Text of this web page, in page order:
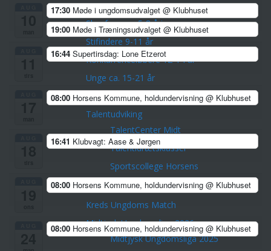
Børn & Unge
Skovfræsere 5-8 årige
Stifindere 9-11 år
Konkurrenceløbere 12-14 år
Unge ca. 15-21 år
Hold for voksne -både nye og erfarne
Talentudviking
TalentCenter Midt
Talentidrætsklasser
Sportscollege Horsens
Ungdomskurser og sommerlejre
Kreds Ungdoms Match
Midtjysk Ungdomsliga 2026
Midtjysk Ungdomsliga 2025
17:30 Møde i ungdomsudvalget @ Klubhuset
19:00 Møde i Træningsudvalget @ Klubhuset
16:44 Supertirsdag: Lone Etzerot
08:00 Horsens Kommune, holdundervisning @ Klubhuset
16:41 Klubvagt: Aase & Jørgen
08:00 Horsens Kommune, holdundervisning @ Klubhuset
08:00 Horsens Kommune, holdundervisning @ Klubhuset